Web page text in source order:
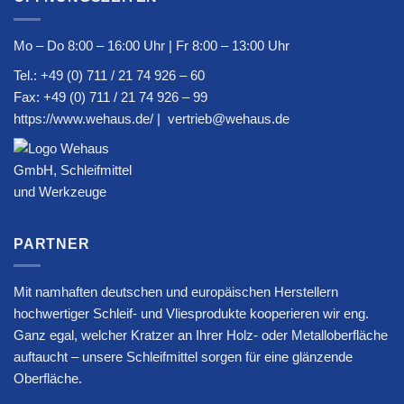
Mo – Do 8:00 – 16:00 Uhr | Fr 8:00 – 13:00 Uhr
Tel.: +49 (0) 711 / 21 74 926 – 60
Fax: +49 (0) 711 / 21 74 926 – 99
https://www.wehaus.de/ | vertrieb@wehaus.de
PARTNER
Mit namhaften deutschen und europäischen Herstellern
hochwertiger Schleif- und Vliesprodukte kooperieren wir eng.
Ganz egal, welcher Kratzer an Ihrer Holz- oder Metalloberfläche
auftaucht – unsere Schleifmittel sorgen für eine glänzende
Oberfläche.